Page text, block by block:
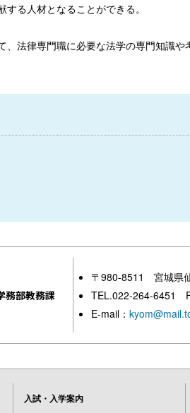
る人材となることができる。
法律専門職に必要な法学の専門知識
務部教務課
〒980-8511 宮城県
TEL.022-264-6451
E-mail：
入試・入学案内